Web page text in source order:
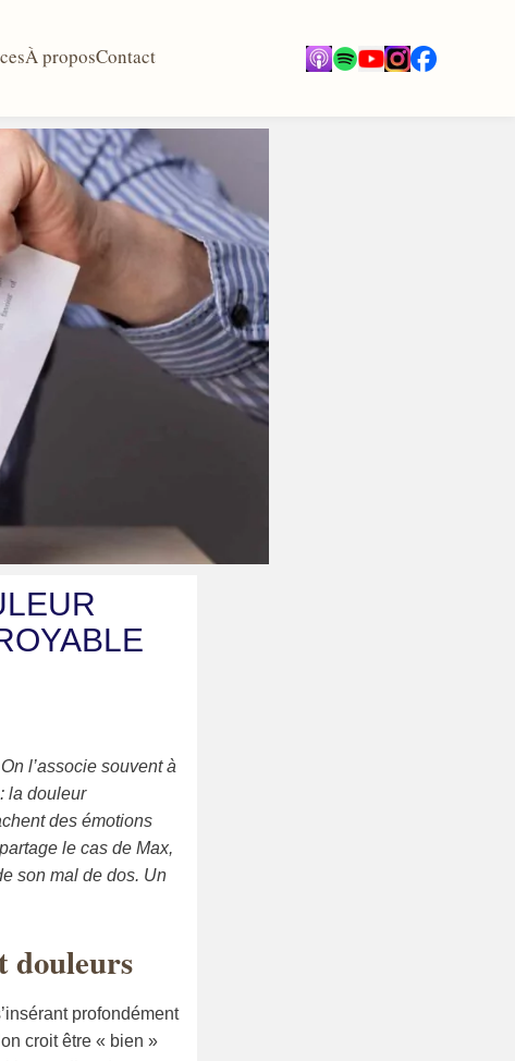
À proposContact
l’associe souvent à
la douleur
des émotions
le cas de Max,
son mal de dos. Un
douleurs
profondément
croit être « bien »